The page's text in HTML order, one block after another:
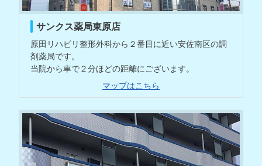
サンクス薬局東原店
原田リハビリ整形外科から２番目に近い安佐南区の調
剤薬局です。
当院から車で２分ほどの距離にございます。
マップはこちら